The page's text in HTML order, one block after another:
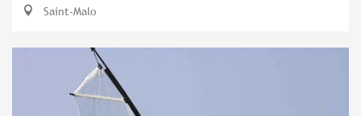
Saint-Malo